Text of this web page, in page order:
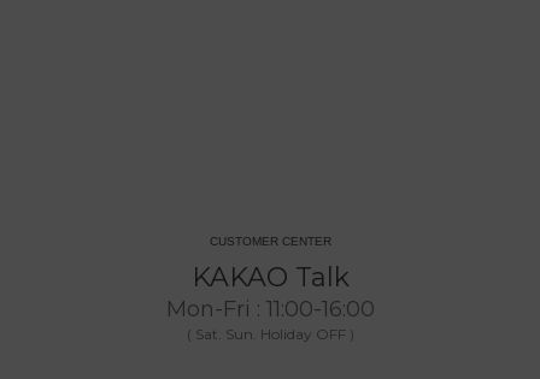
CUSTOMER CENTER
KAKAO Talk
Mon-Fri : 11:00-16:00
( Sat. Sun. Holiday OFF )